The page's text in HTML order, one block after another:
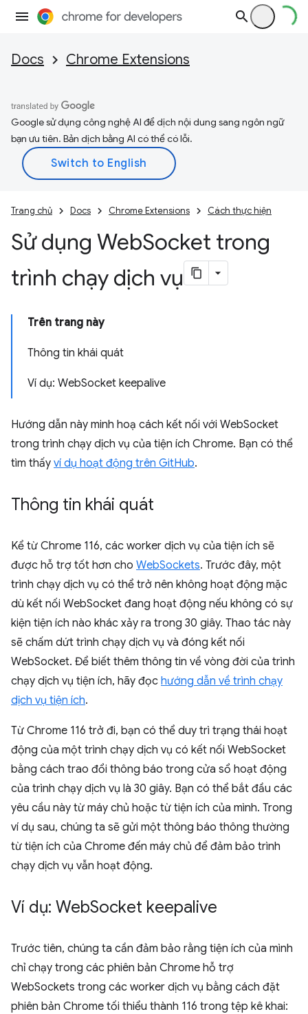
Docs Chrome Extensions
Google sử dụng công nghệ AI để dịch nội dung sang ngôn ngữ
bạn ưu tiên. Bản dịch bằng AI có thể có lỗi.
Trang chủ Docs Chrome Extensions Cách thực hiện
Sử dụng WebSocket trong
trình chạy dịch vụ
Trên trang này
Thông tin khái quát
Ví dụ: WebSocket keepalive
Hướng dẫn này minh hoạ cách kết nối với WebSocket
trong trình chạy dịch vụ của tiện ích Chrome. Bạn có thể
tìm thấy ví dụ hoạt động trên GitHub.
Thông tin khái quát
Kể từ Chrome 116, các worker dịch vụ của tiện ích sẽ
được hỗ trợ tốt hơn cho WebSockets. Trước đây, một
trình chạy dịch vụ có thể trở nên không hoạt động mặc
dù kết nối WebSocket đang hoạt động nếu không có sự
kiện tiện ích nào khác xảy ra trong 30 giây. Thao tác này
sẽ chấm dứt trình chạy dịch vụ và đóng kết nối
WebSocket. Để biết thêm thông tin về vòng đời của trình
chạy dịch vụ tiện ích, hãy đọc hướng dẫn về trình chạy
dịch vụ tiện ích.
Từ Chrome 116 trở đi, bạn có thể duy trì trạng thái hoạt
động của một trình chạy dịch vụ có kết nối WebSocket
bằng cách trao đổi thông báo trong cửa sổ hoạt động
của trình chạy dịch vụ là 30 giây. Bạn có thể bắt đầu các
yêu cầu này từ máy chủ hoặc từ tiện ích của mình. Trong
ví dụ sau, chúng ta sẽ gửi một thông báo thông thường
từ tiện ích của Chrome đến máy chủ để đảm bảo trình
chạy dịch vụ vẫn hoạt động.
Ví dụ: WebSocket keepalive
Trước tiên, chúng ta cần đảm bảo rằng tiện ích của mình
chỉ chạy trong các phiên bản Chrome hỗ trợ
WebSockets trong các worker dịch vụ bằng cách đặt
phiên bản Chrome tối thiểu thành 116 trong tệp kê khai: